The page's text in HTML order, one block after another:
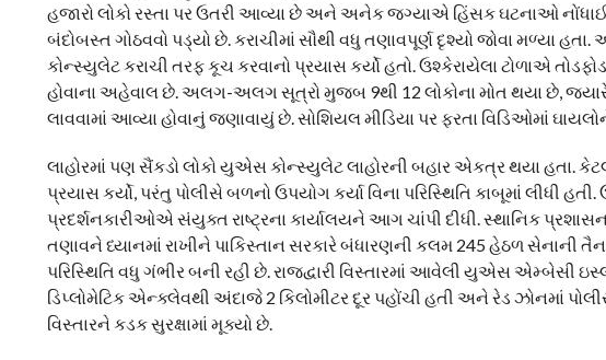
હજારો લોકો રસ્તા પર ઉતરી આવ્યા છે અને અનેક જગ્યાએ હિંસક ઘટનાઓ નોંધાઈ
બંદોબસ્ત ગોઠવવો પડ્યો છે. કરાચીમાં સૌથી વધુ તણાવપૂર્ણ દૃશ્યો જોવા મળ્યા
કોન્સ્યુલેટ કરાચી તરફ કૂચ કરવાનો પ્રયાસ કર્યો હતો. ઉશ્કેરાયેલા ટોળાએ
હોવાના અહેવાલ છે. અલગ-અલગ સૂત્રો મુજબ 9થી 12 લોકોના મોત થયા છે, જ્યારે
લાવવામાં આવ્યા હોવાનું જણાવાયું છે. સોશિયલ મીડિયા પર ફરતા વિડિઓમાં
લાહોરમાં પણ સૈંકડો લોકો યુએસ કોન્સ્યુલેટ લાહોરની બહાર એકત્ર થયા હતા.
પ્રયાસ કર્યો, પરંતુ પોલીસે બળનો ઉપયોગ કર્યા વિના પરિસ્થિતિ કાબૂમાં લીધી હતી.
પ્રદર્શનકારીઓએ સંયુક્ત રાષ્ટ્રના કાર્યાલયને આગ ચાંપી દીધી. સ્થાનિક
તણાવને ધ્યાનમાં રાખીને પાકિસ્તાન સરકારે બંધારણની કલમ 245 હેઠળ સેનાની
પરિસ્થિતિ વધુ ગંભીર બની રહી છે. રાજદ્વારી વિસ્તારમાં આવેલી યુએસ એમ્બેસી
ડિપ્લોમેટિક એન્ક્લેવથી અંદાજે 2 કિલોમીટર દૂર પહોંચી હતી અને રેડ ઝોનમાં
વિસ્તારને કડક સુરક્ષામાં મૂક્યો છે.